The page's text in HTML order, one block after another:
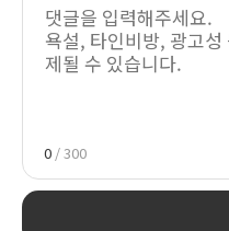
0 / 300